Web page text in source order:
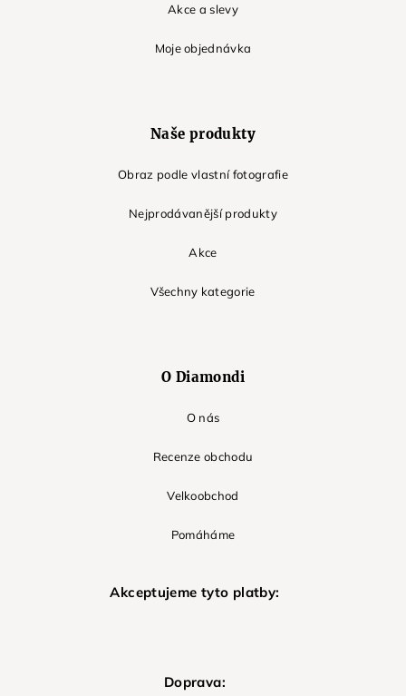
Akce a slevy
Moje objednávka
Naše produkty
Obraz podle vlastní fotografie
Nejprodávanější produkty
Akce
Všechny kategorie
O Diamondi
O nás
Recenze obchodu
Velkoobchod
Pomáháme
Akceptujeme tyto platby:
Doprava: